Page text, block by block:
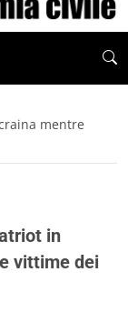
mentre
in
vittime dei